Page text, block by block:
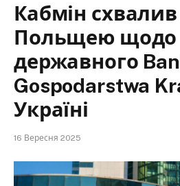
Кабмін схвалив
Польщею щодо
державного
Gospodarstwa
Україні
16 Вересня 2025